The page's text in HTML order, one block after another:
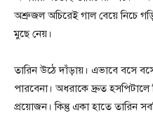
অশ্রুজল অচিরেই গাল বেয়ে নিচে
মুছে নেয়।
তারিন উঠে দাঁড়ায়। এভাবে বসে
পারবেনা। অধরাকে দ্রুত হসপিটালে
প্রয়োজন। কিন্তু একা হাতে তারিন